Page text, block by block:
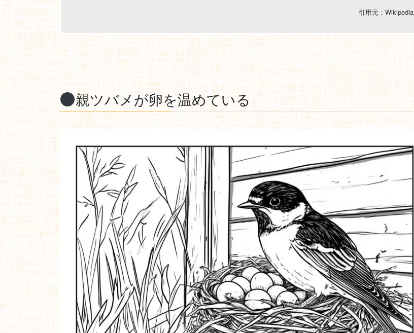
引用元：Wikipedia
親ツバメが卵を温めている